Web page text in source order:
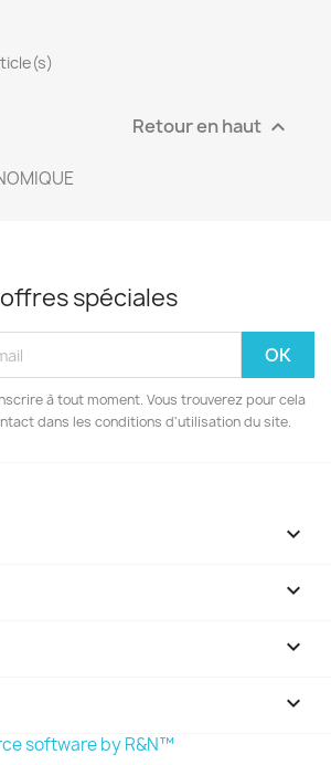
Retour en haut 
spéciales
à tout moment. Vous trouverez pour cela
dans les conditions d'utilisation du site.



keyboard_arrow_down
software by R&N™